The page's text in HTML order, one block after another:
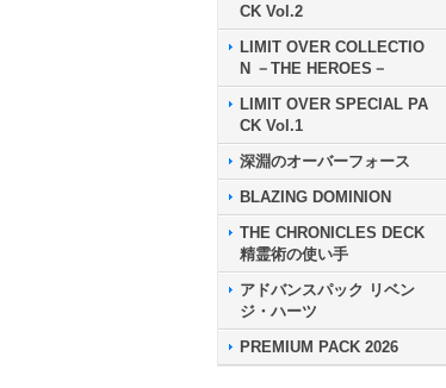
CK Vol.2
LIMIT OVER COLLECTIO
N －THE HEROES－
LIMIT OVER SPECIAL PA
CK Vol.1
深淵のオーバーフォース
BLAZING DOMINION
THE CHRONICLES DECK
精霊術の使い手
アドバンスパック リベン
ジ・ハーツ
PREMIUM PACK 2026